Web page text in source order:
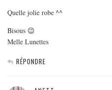
Quelle jolie robe ^^
Bisous 😉
Melle Lunettes
RÉPONDRE